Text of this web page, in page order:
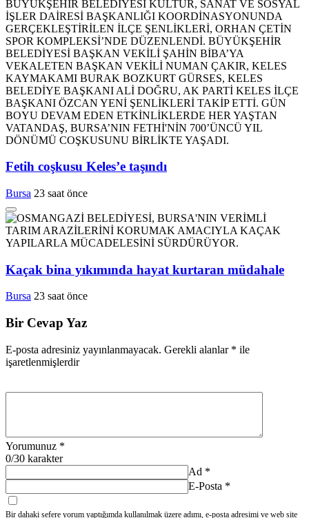
Fetih coşkusu Keles’e taşındı
Bursa 23 saat önce
Kaçak bina yıkımında hayat kurtaran müdahale
Bursa 23 saat önce
Bir Cevap Yaz
E-posta adresiniz yayınlanmayacak. Gerekli alanlar * ile
işaretlenmişlerdir
Yorumunuz *
0/30 karakter
Ad *
E-Posta *
Bir dahaki sefere yorum yaptığımda kullanılmak üzere adımı, e-posta adresimi ve web site